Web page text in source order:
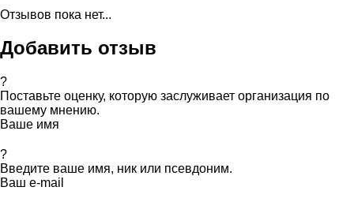
Отзывов пока нет...
Добавить отзыв
?
Поставьте оценку, которую заслуживает организация по
вашему мнению.
Ваше имя
?
Введите ваше имя, ник или псевдоним.
Ваш e-mail